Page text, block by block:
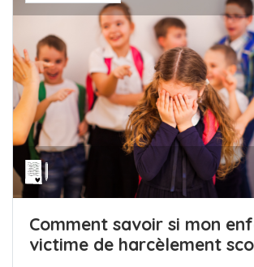
Comment savoir si mon
victime de harcèlement